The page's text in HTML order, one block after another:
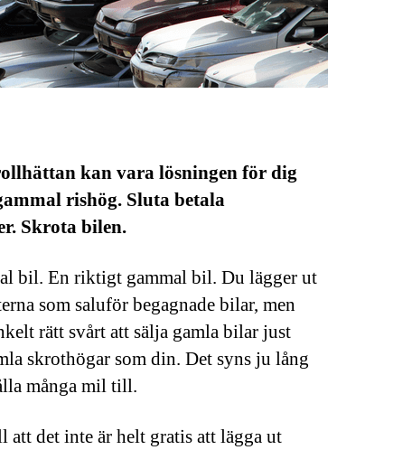
kan vara lösningen för dig
rishög. Sluta betala
Skrota bilen.
bil. En riktigt gammal bil. Du lägger ut
som saluför begagnade bilar, men
rätt svårt att sälja gamla bilar just
skrothögar som din. Det syns ju lång
många mil till.
att det inte är helt gratis att lägga ut